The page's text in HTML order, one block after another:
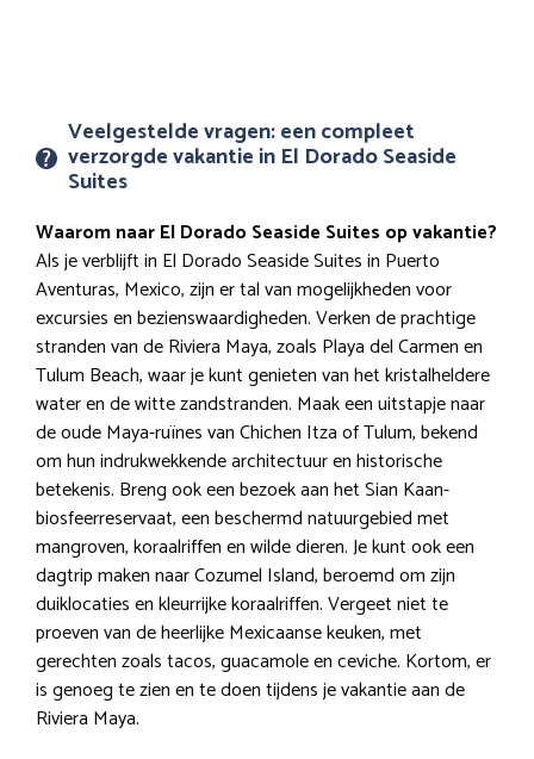
Veelgestelde vragen: een compleet
verzorgde vakantie in El Dorado Seaside
Suites
Waarom naar El Dorado Seaside Suites op vakantie?
Als je verblijft in El Dorado Seaside Suites in Puerto
Aventuras, Mexico, zijn er tal van mogelijkheden voor
excursies en bezienswaardigheden. Verken de prachtige
stranden van de Riviera Maya, zoals Playa del Carmen en
Tulum Beach, waar je kunt genieten van het kristalheldere
water en de witte zandstranden. Maak een uitstapje naar
de oude Maya-ruïnes van Chichen Itza of Tulum, bekend
om hun indrukwekkende architectuur en historische
betekenis. Breng ook een bezoek aan het Sian Kaan-
biosfeerreservaat, een beschermd natuurgebied met
mangroven, koraalriffen en wilde dieren. Je kunt ook een
dagtrip maken naar Cozumel Island, beroemd om zijn
duiklocaties en kleurrijke koraalriffen. Vergeet niet te
proeven van de heerlijke Mexicaanse keuken, met
gerechten zoals tacos, guacamole en ceviche. Kortom, er
is genoeg te zien en te doen tijdens je vakantie aan de
Riviera Maya.